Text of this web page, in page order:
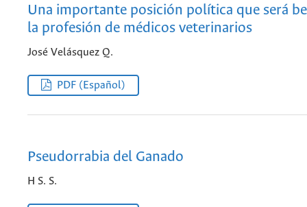
Una importante posición política que será
la profesión de médicos veterinarios
José Velásquez Q.
PDF (Español)
Pseudorrabia del Ganado
H S. S.